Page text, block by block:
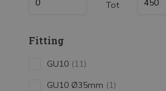
Tot
Fitting
GU10 (11)
GU10 Ø35mm (1)